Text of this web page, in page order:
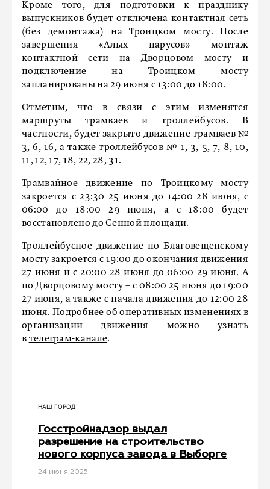
Кроме того, для подготовки к празднику
выпускников будет отключена контактная сеть
(без демонтажа) на Троицком мосту. После
завершения «Алых парусов» монтаж
контактной сети на Дворцовом мосту и
подключение на Троицком мосту
запланированы на 29 июня с 13:00 до 18:00.
Отметим, что в связи с этим изменятся
маршруты трамваев и троллейбусов. В
частности, будет закрыто движение трамваев №
3, 6, 16, а также троллейбусов № 1, 3, 5, 7, 8, 10,
11, 12, 17, 18, 22, 28, 31.
Трамвайное движение по Троицкому мосту
закроется с 23:30 25 июня до 14:00 28 июня, с
06:00 до 18:00 29 июня, а с 18:00 будет
восстановлено до Сенной площади.
Троллейбусное движение по Благовещенскому
мосту закроется с 19:00 до окончания движения
27 июня и с 20:00 28 июня до 06:00 29 июня. А
по Дворцовому мосту – с 08:00 25 июня до 19:00
27 июня, а также с начала движения до 12:00 28
июня. Подробнее об оперативных изменениях в
организации движения можно узнать
в телеграм-канале.
НАШ ГОРОД
Госстройнадзор выдал
разрешение на строительство
нового корпуса завода в Выборге
24 июня 2025